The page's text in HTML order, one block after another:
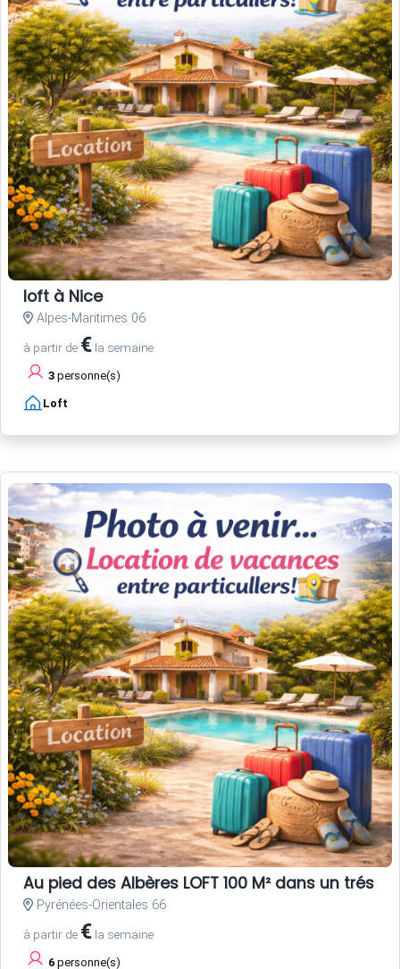
loft à Nice
Alpes-Maritimes 06
à partir de € la semaine
3 personne(s)
Loft
Au pied des Albères LOFT 100 M² dans un trés
Pyrénées-Orientales 66
à partir de € la semaine
6 personne(s)